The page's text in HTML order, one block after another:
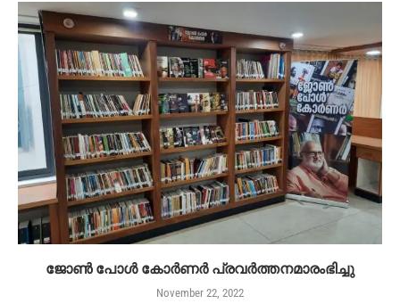
ജോൺ പോൾ കോർണർ പ്രവർത്തനമാരംഭിച്ചു
November 22, 2022